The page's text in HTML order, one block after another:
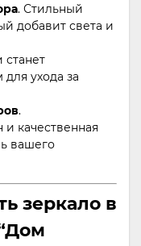
. Стильный
добавит света и
станет
ухода за
.
качественная
вашего
зеркало в